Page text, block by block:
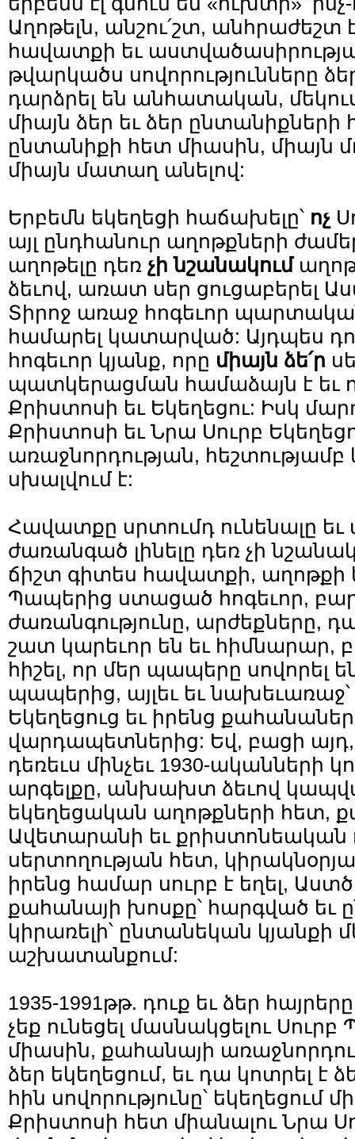
Աղոթելն, անշու՛շտ, անհրաժեշտ
հավատքի եւ
թվարկածս սովորությունները
դարձրել են անհատական,
միայն ձեր եւ ձեր ընտանիքների
ընտանիքի հետ միասին, միայն
միայն մատաղ անելով:
Երբեմն եկեղեցի հաճախելը՝ ոչ
այլ ընդհանուր աղոթքների
աղոթելը դեռ չի նշանակում
ձեւով, առատ սեր ցուցաբերել
Տիրոջ առաջ հոգեւոր
համարել կատարված: Այդպես
հոգեւոր կյանք, որը միայն ձե՛ր
պատկերացման համաձայն է եւ
Քրիստոսի եւ Եկեղեցու: Իսկ
Քրիստոսի եւ Նրա Սուրբ
առաջնորդության, հեշտությամբ
սխալվում է:
Հավատքը սրտումդ ունենալը
ժառանգած լինելը դեռ չի
ճիշտ գիտես հավատքի, աղոթքի
Պապերից ստացած հոգեւոր,
ժառանգությունը, արժեքները,
շատ կարեւոր են եւ հիմնարար,
հիշել, որ մեր պապերը սովորել
պապերից, այլեւ եւ նախեւառաջ՝
Եկեղեցուց եւ իրենց
վարդապետներից: Եվ, բացի
դեռեւս մինչեւ 1930-ականների
արգելքը, անխախտ ձեւով
եկեղեցական աղոթքների հետ,
Ավետարանի եւ քրիստոնեական
սերտողության հետ,
իրենց համար սուրբ է եղել,
քահանայի խոսքը՝ հարգված եւ
կիրառելի՝ ընտանեկան կյանքի
աշխատանքում:
1935-1991թթ. դուք եւ ձեր
չեք ունեցել մասնակցելու
միասին, քահանայի
ձեր եկեղեցում, եւ դա կոտրել
հին սովորությունը՝ եկեղեցում
Քրիստոսի հետ միանալու Նրա